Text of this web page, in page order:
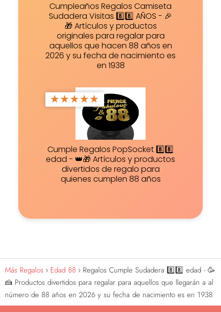
Cumpleaños Regalos Camiseta
Sudadera Visitas 8️⃣8️⃣ AÑOS - 🎉
🎁 Artículos y productos
originales para regalar para
aquellos que hacen 88 años en
2026 y su fecha de nacimiento es
en 1938
★★★★★
Cumple Regalos PopSocket 8️⃣8️⃣
edad - 👑🎁 Artículos y productos
divertidos de regalo para
quienes cumplen 88 años
Más Regalos Edad 88
Regalos Cumple Sudadera 8️⃣8️⃣ edad - 🥳
🍰 Productos divertidos para regalar para aquellos que llegarán a al
número de 88 años en 2026 y su fecha de nacimiento es en 1938